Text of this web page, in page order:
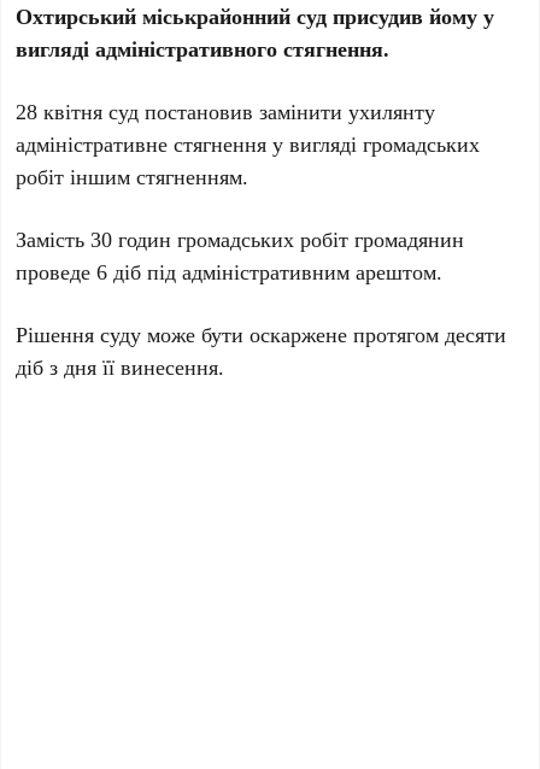
Охтирський міськрайонний суд присудив йому у
вигляді адміністративного стягнення.
28 квітня суд постановив замінити ухилянту
адміністративне стягнення у вигляді громадських
робіт іншим стягненням.
Замість 30 годин громадських робіт громадянин
проведе 6 діб під адміністративним арештом.
Рішення суду може бути оскаржене протягом десяти
діб з дня її винесення.